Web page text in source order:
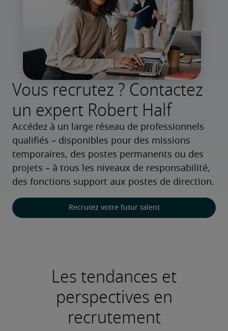
Vous recrutez ? Contactez
un expert Robert Half
Accédez à un large réseau de professionnels
qualifiés – disponibles pour des missions
temporaires, des postes permanents ou des
projets – à tous les niveaux de responsabilité,
des fonctions support aux postes de direction.
Recrutez votre futur talent
Les tendances et
perspectives en
recrutement